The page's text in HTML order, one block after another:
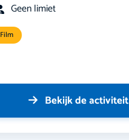
Geen limiet
Film
Bekijk de activiteit